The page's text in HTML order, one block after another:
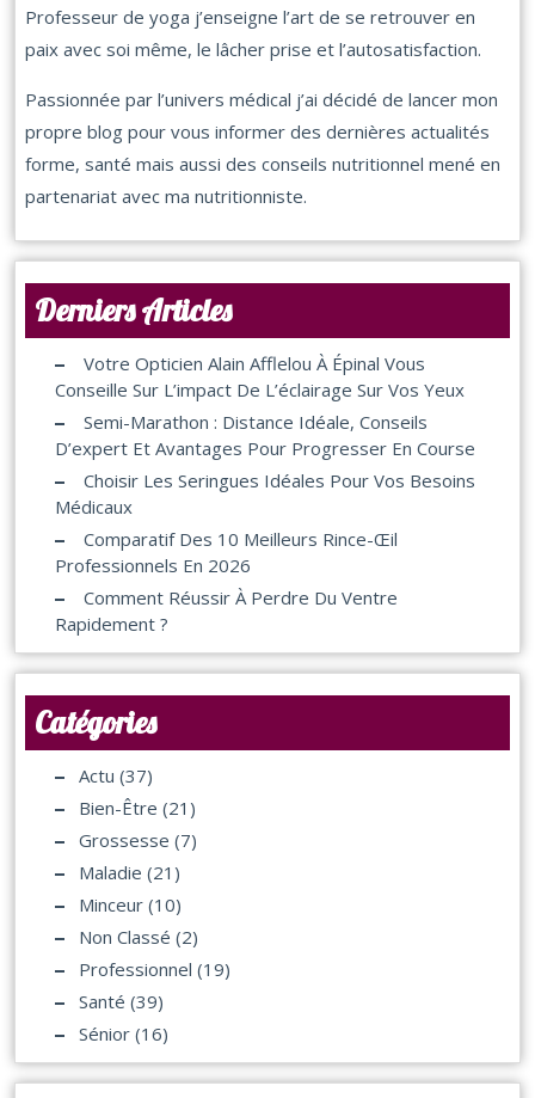
Professeur de yoga j’enseigne l’art de se retrouver en
paix avec soi même, le lâcher prise et l’autosatisfaction.
Passionnée par l’univers médical j’ai décidé de lancer mon
propre blog pour vous informer des dernières actualités
forme, santé mais aussi des conseils nutritionnel mené en
partenariat avec ma nutritionniste.
Derniers Articles
Votre Opticien Alain Afflelou À Épinal Vous
Conseille Sur L’impact De L’éclairage Sur Vos Yeux
Semi-Marathon : Distance Idéale, Conseils
D’expert Et Avantages Pour Progresser En Course
Choisir Les Seringues Idéales Pour Vos Besoins
Médicaux
Comparatif Des 10 Meilleurs Rince-Œil
Professionnels En 2026
Comment Réussir À Perdre Du Ventre
Rapidement ?
Catégories
Actu (37)
Bien-Être (21)
Grossesse (7)
Maladie (21)
Minceur (10)
Non Classé (2)
Professionnel (19)
Santé (39)
Sénior (16)